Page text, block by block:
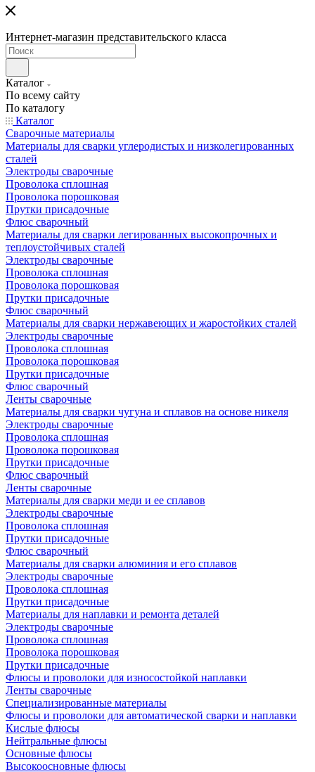
Интернет-магазин представительского класса
Каталог
По всему сайту
По каталогу
Каталог
Сварочные материалы
Материалы для сварки углеродистых и низколегированных
сталей
Электроды сварочные
Проволока сплошная
Проволока порошковая
Прутки присадочные
Флюс сварочный
Материалы для сварки легированных высокопрочных и
теплоустойчивых сталей
Электроды сварочные
Проволока сплошная
Проволока порошковая
Прутки присадочные
Флюс сварочный
Материалы для сварки нержавеющих и жаростойких сталей
Электроды сварочные
Проволока сплошная
Проволока порошковая
Прутки присадочные
Флюс сварочный
Ленты сварочные
Материалы для сварки чугуна и сплавов на основе никеля
Электроды сварочные
Проволока сплошная
Проволока порошковая
Прутки присадочные
Флюс сварочный
Ленты сварочные
Материалы для сварки меди и ее сплавов
Электроды сварочные
Проволока сплошная
Прутки присадочные
Флюс сварочный
Материалы для сварки алюминия и его сплавов
Электроды сварочные
Проволока сплошная
Прутки присадочные
Материалы для наплавки и ремонта деталей
Электроды сварочные
Проволока сплошная
Проволока порошковая
Прутки присадочные
Флюсы и проволоки для износостойкой наплавки
Ленты сварочные
Специализированные материалы
Флюсы и проволоки для автоматической сварки и наплавки
Кислые флюсы
Нейтральные флюсы
Основные флюсы
Высокоосновные флюсы